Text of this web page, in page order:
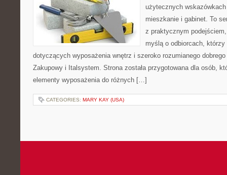
użytecznych
mieszkanie i gabinet. To
z praktycznym
myślą o odbiorcach, którzy
dotyczących wyposażenia wnętrz i szeroko rozumianego
Zakupowy i Italsystem. Strona została przygotowana dla osób,
elementy wyposażenia do różnych […]
CATEGORIES: MARY KAY (USA)